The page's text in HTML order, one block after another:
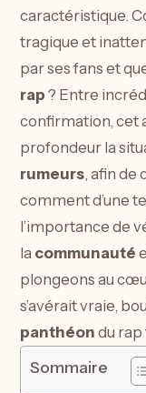
caractéristique.
tragique et
par ses fans et
rap ? Entre
confirmation, cet
profondeur la
rumeurs, afin de
comment d’une
l’importance de
la communauté
plongeons au
s’avérait vraie,
panthéon du
Sommaire